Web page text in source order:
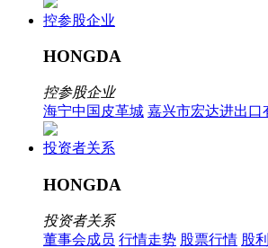
控参股企业
HONGDA
控参股企业
海宁中国皮革城 嘉兴市宏达进出口
投资者关系
HONGDA
投资者关系
董事会成员 行情走势 股票行情 股